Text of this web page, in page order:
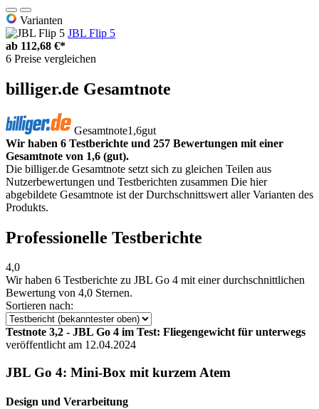
Varianten
JBL Flip 5
ab 112,68 €*
6 Preise vergleichen
billiger.de Gesamtnote
Gesamtnote1,6gut
Wir haben 6 Testberichte und 257 Bewertungen mit einer
Gesamtnote von 1,6 (gut).
Die billiger.de Gesamtnote setzt sich zu gleichen Teilen aus
Nutzerbewertungen und Testberichten zusammen Die hier
abgebildete Gesamtnote ist der Durchschnittswert aller Varianten des
Produkts.
Professionelle Testberichte
4,0
Wir haben 6 Testberichte zu JBL Go 4 mit einer durchschnittlichen
Bewertung von 4,0 Sternen.
Sortieren nach:
Testnote 3,2 - JBL Go 4 im Test: Fliegengewicht für unterwegs
veröffentlicht am 12.04.2024
JBL Go 4: Mini-Box mit kurzem Atem
Design und Verarbeitung